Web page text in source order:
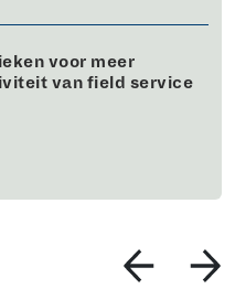
voor meer
van field service